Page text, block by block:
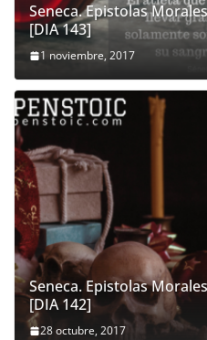
Seneca. Epistolas
[DIA 143]
1 noviembre, 2017
Seneca. Epistolas
[DIA 142]
28 octubre, 2017